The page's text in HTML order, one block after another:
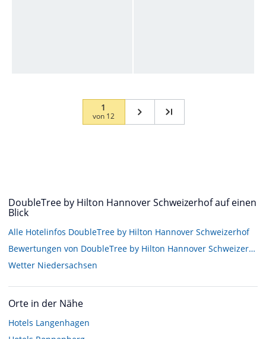
1
von 12
DoubleTree by Hilton Hannover Schweizerhof auf einen
Blick
Alle Hotelinfos DoubleTree by Hilton Hannover Schweizerhof
Bewertungen von DoubleTree by Hilton Hannover Schweizerhof
Wetter Niedersachsen
Orte in der Nähe
Hotels Langenhagen